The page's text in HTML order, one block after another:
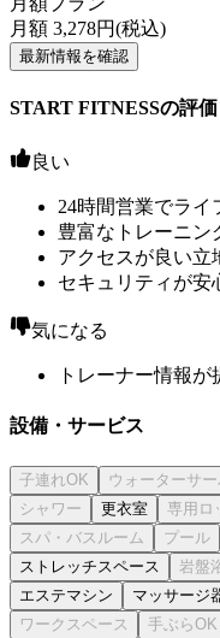
月額 3,278円(税込)
最新情報を確認
START FITNESSの評価
良い
24時間営業でライ
豊富なトレーニン
アクセスが良い立
セキュリティが安
気になる
トレーナー情報
設備・サービス
更衣室
ストレッチスペース
エステマシン
マッサージ